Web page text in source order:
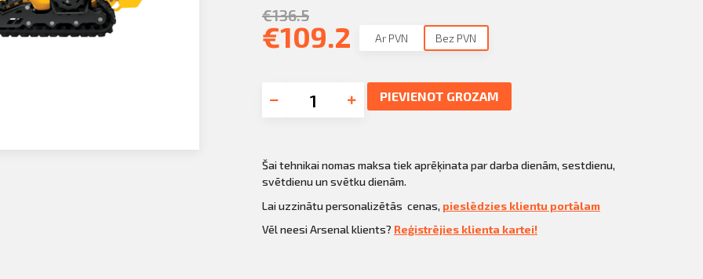
€136.5
€109.2 Ar PVN Bez PVN
PIEVIENOT GROZAM
Šai tehnikai nomas maksa tiek aprēķinata par darba dienām, sestdienu,
svētdienu un svētku dienām.
Lai uzzinātu personalizētās cenas, pieslēdzies klientu portālam
Vēl neesi Arsenal klients? Reģistrējies klienta kartei!